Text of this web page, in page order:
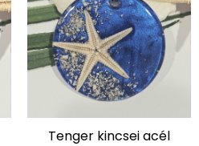
Tenger kincsei acél